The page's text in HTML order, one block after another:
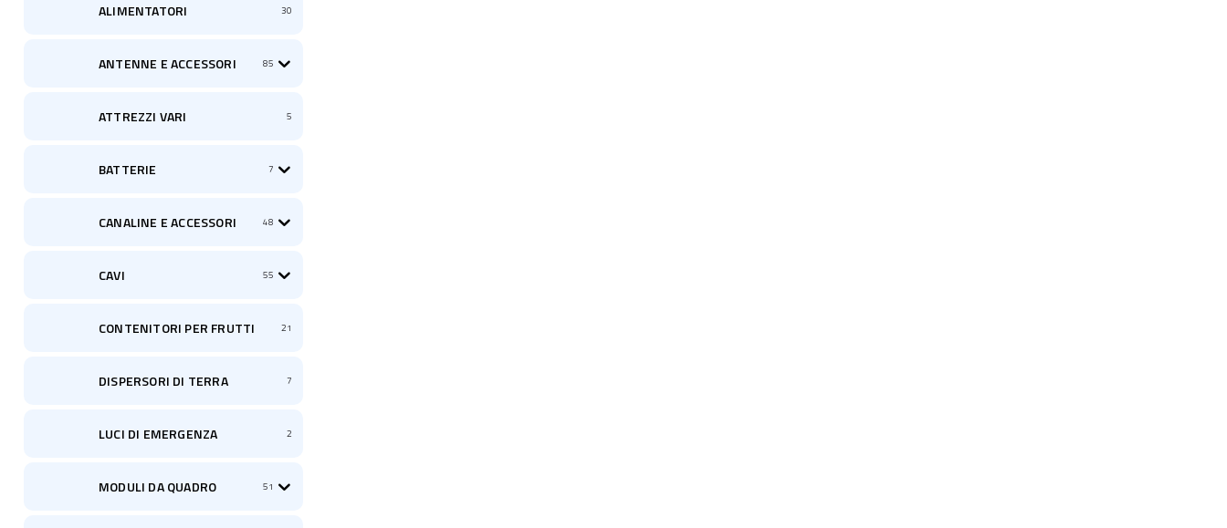
ALIMENTATORI 30
ANTENNE E ACCESSORI 85
ATTREZZI VARI 5
BATTERIE 7
CANALINE E ACCESSORI 48
CAVI 55
CONTENITORI PER FRUTTI 21
DISPERSORI DI TERRA 7
LUCI DI EMERGENZA 2
MODULI DA QUADRO 51